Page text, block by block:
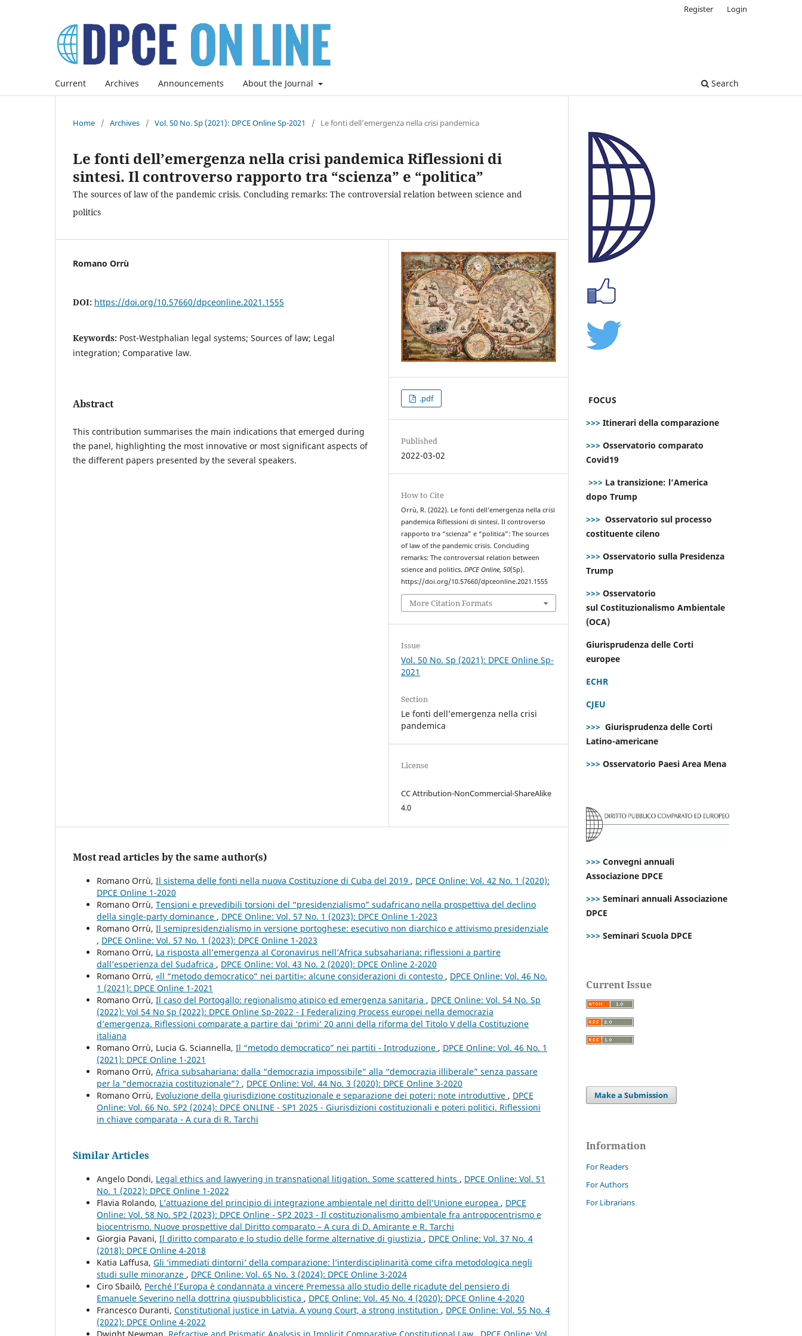
Current Archives Announcements About the Journal Search
Register Login
Home / Archives / Vol. 50 No. Sp (2021): DPCE Online Sp-2021 / Le fonti dell’emergenza nella crisi pandemica
Le fonti dell’emergenza nella crisi pandemica Riflessioni di
sintesi. Il controverso rapporto tra “scienza” e “politica”
The sources of law of the pandemic crisis. Concluding remarks: The controversial relation between science and
politics
Romano Orrù
DOI: https://doi.org/10.57660/dpceonline.2021.1555
Keywords: Post-Westphalian legal systems; Sources of law; Legal
integration; Comparative law.
Abstract
This contribution summarises the main indications that emerged during
the panel, highlighting the most innovative or most significant aspects of
the different papers presented by the several speakers.
.pdf
Published
2022-03-02
How to Cite
Orrù, R. (2022). Le fonti dell’emergenza nella crisi
pandemica Riflessioni di sintesi. Il controverso
rapporto tra “scienza” e “politica”: The sources
of law of the pandemic crisis. Concluding
remarks: The controversial relation between
science and politics.DPCE Online,50(Sp).
https://doi.org/10.57660/dpceonline.2021.1555
More Citation Formats
Issue
Vol. 50 No. Sp (2021): DPCE Online Sp-
2021
Section
Le fonti dell’emergenza nella crisi
pandemica
License
CC Attribution-NonCommercial-ShareAlike
4.0
Most read articles by the same author(s)
Romano Orrù, Il sistema delle fonti nella nuova Costituzione di Cuba del 2019 , DPCE Online: Vol. 42 No. 1 (2020):
DPCE Online 1-2020
Romano Orrù, Tensioni e prevedibili torsioni del “presidenzialismo” sudafricano nella prospettiva del declino
della single-party dominance , DPCE Online: Vol. 57 No. 1 (2023): DPCE Online 1-2023
Romano Orrù, Il semipresidenzialismo in versione portoghese: esecutivo non diarchico e attivismo presidenziale
, DPCE Online: Vol. 57 No. 1 (2023): DPCE Online 1-2023
Romano Orrù, La risposta all’emergenza al Coronavirus nell’Africa subsahariana: riflessioni a partire
dall’esperienza del Sudafrica , DPCE Online: Vol. 43 No. 2 (2020): DPCE Online 2-2020
Romano Orrù, «ll “metodo democratico” nei partiti»: alcune considerazioni di contesto , DPCE Online: Vol. 46 No.
1 (2021): DPCE Online 1-2021
Romano Orrù, Il caso del Portogallo: regionalismo atipico ed emergenza sanitaria , DPCE Online: Vol. 54 No. Sp
(2022): Vol 54 No Sp (2022): DPCE Online Sp-2022 - I Federalizing Process europei nella democrazia
d’emergenza. Riflessioni comparate a partire dai ‘primi’ 20 anni della riforma del Titolo V della Costituzione
italiana
Romano Orrù, Lucia G. Sciannella, Il “metodo democratico” nei partiti - Introduzione , DPCE Online: Vol. 46 No. 1
(2021): DPCE Online 1-2021
Romano Orrù, Africa subsahariana: dalla “democrazia impossibile” alla “democrazia illiberale” senza passare
per la “democrazia costituzionale”? , DPCE Online: Vol. 44 No. 3 (2020): DPCE Online 3-2020
Romano Orrù, Evoluzione della giurisdizione costituzionale e separazione dei poteri: note introduttive , DPCE
Online: Vol. 66 No. SP2 (2024): DPCE ONLINE - SP1 2025 - Giurisdizioni costituzionali e poteri politici. Riflessioni
in chiave comparata - A cura di R. Tarchi
Similar Articles
Angelo Dondi, Legal ethics and lawyering in transnational litigation. Some scattered hints , DPCE Online: Vol. 51
No. 1 (2022): DPCE Online 1-2022
Flavia Rolando, L’attuazione del principio di integrazione ambientale nel diritto dell’Unione europea , DPCE
Online: Vol. 58 No. SP2 (2023): DPCE Online - SP2 2023 - Il costituzionalismo ambientale fra antropocentrismo e
biocentrismo. Nuove prospettive dal Diritto comparato – A cura di D. Amirante e R. Tarchi
Giorgia Pavani, Il diritto comparato e lo studio delle forme alternative di giustizia , DPCE Online: Vol. 37 No. 4
(2018): DPCE Online 4-2018
Katia Laffusa, Gli ‘immediati dintorni’ della comparazione: l’interdisciplinarità come cifra metodologica negli
studi sulle minoranze , DPCE Online: Vol. 65 No. 3 (2024): DPCE Online 3-2024
Ciro Sbailò, Perché l’Europa è condannata a vincere Premessa allo studio delle ricadute del pensiero di
Emanuele Severino nella dottrina giuspubblicistica , DPCE Online: Vol. 45 No. 4 (2020): DPCE Online 4-2020
Francesco Duranti, Constitutional justice in Latvia. A young Court, a strong institution , DPCE Online: Vol. 55 No. 4
(2022): DPCE Online 4-2022
FOCUS
>>> Itinerari della comparazione
>>> Osservatorio comparato
Covid19
>>> La transizione: l’America
dopo Trump
>>> Osservatorio sul processo
costituente cileno
>>> Osservatorio sulla Presidenza
Trump
>>> Osservatorio
sul Costituzionalismo Ambientale
(OCA)
Giurisprudenza delle Corti
europee
ECHR
CJEU
>>> Giurisprudenza delle Corti
Latino-americane
>>> Osservatorio Paesi Area Mena
>>> Convegni annuali
Associazione DPCE
>>> Seminari annuali Associazione
DPCE
>>> Seminari Scuola DPCE
Current Issue
Make a Submission
Information
For Readers
For Authors
For Librarians